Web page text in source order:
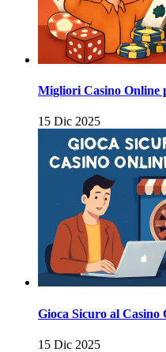
Migliori Casino Online
15 Dic 2025
Gioca Sicuro al
15 Dic 2025